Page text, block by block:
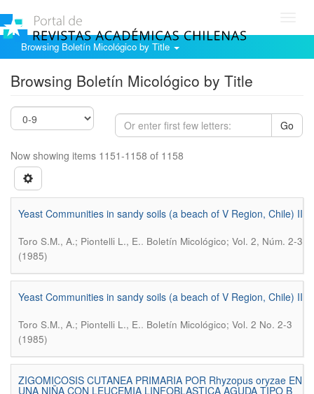
Browsing Boletín Micológico by Title
Browsing Boletín Micológico by Title
Go
Now showing items 1151-1158 of 1158
Yeast Communities in sandy soils (a beach of V Region, Chile) II
Toro S.M., A.; Piontelli L., E.. Boletín Micológico; Vol. 2, Núm. 2-3
(1985)
Yeast Communities in sandy soils (a beach of V Region, Chile) II
Toro S.M., A.; Piontelli L., E.. Boletín Micológico; Vol. 2 No. 2-3
(1985)
ZIGOMICOSIS CUTANEA PRIMARIA POR Rhyzopus oryzae EN
UNA NIÑA CON LEUCEMIA LINFOBLASTICA AGUDA TIPO B